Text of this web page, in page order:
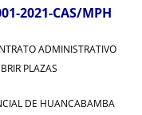
2021-CAS/MPH
ADMINISTRATIVO
PLAZAS
DE HUANCABAMBA